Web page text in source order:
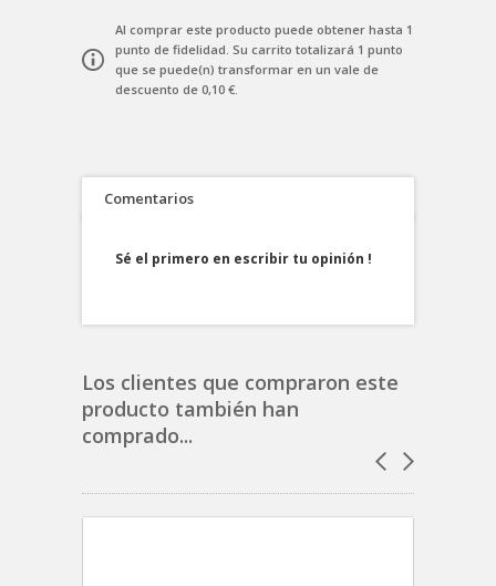
Al comprar este producto puede obtener hasta 1
punto de fidelidad. Su carrito totalizará 1 punto
que se puede(n) transformar en un vale de
descuento de 0,10 €.
Comentarios
Sé el primero en escribir tu opinión !
Los clientes que compraron este
producto también han
comprado...